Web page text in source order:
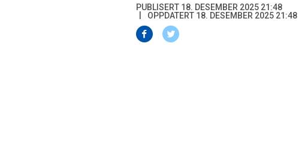
PUBLISERT 18. DESEMBER 2025 21:48
OPPDATERT 18. DESEMBER 2025 21:48